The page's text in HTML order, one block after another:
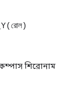
শিরোনাম